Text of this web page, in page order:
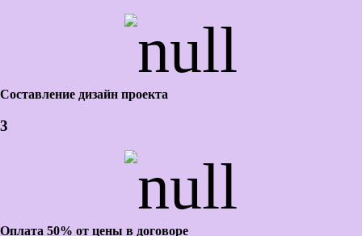
Составление дизайн проекта
3
Оплата 50% от цены в договоре